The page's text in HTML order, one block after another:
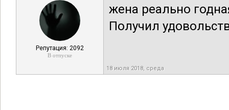
Репутация: 2092
В отпуске
жена реально
Получил
18 июля 2018, среда